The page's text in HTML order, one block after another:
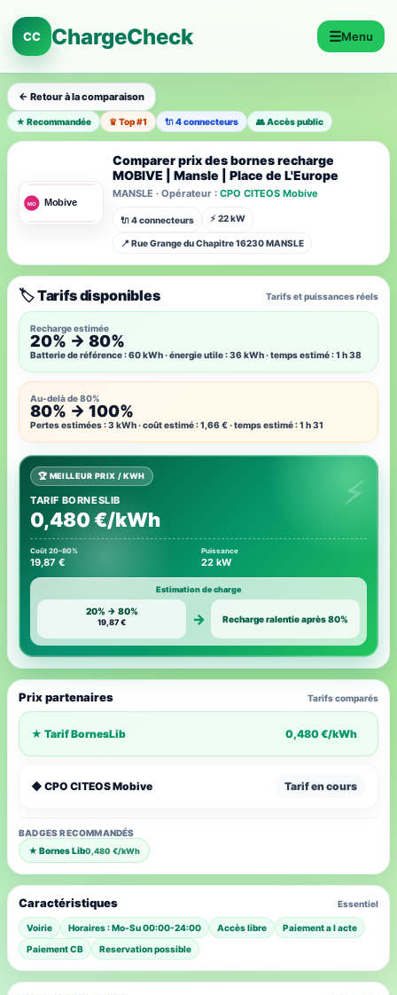
CC ChargeCheck ☰Menu
← Retour à la comparaison
★ Recommandée ♛ Top #1 🔌 4 connecteurs 👥 Accès public
Comparer prix des bornes recharge
MOBIVE | Mansle | Place de L'Europe
MANSLE · Opérateur : CPO CITEOS Mobive
🔌 4 connecteurs ⚡ 22 kW
📍 Rue Grange du Chapitre 16230 MANSLE
🏷️ Tarifs disponibles Tarifs et puissances réels
Recharge estimée
20% → 80%
Batterie de référence : 60 kWh · énergie utile : 36 kWh · temps estimé : 1 h 38
Au-delà de 80%
80% → 100%
Pertes estimées : 3 kWh · coût estimé : 1,66 € · temps estimé : 1 h 31
🏆 MEILLEUR PRIX / KWH
TARIF BORNESLIB
0,480 €/kWh
Coût 20–80%
19,87 €
Puissance
22 kW
Estimation de charge
20% → 80%
19,87 € → Recharge ralentie après 80%
Prix partenaires Tarifs comparés
★ Tarif BornesLib 0,480 €/kWh
◆ CPO CITEOS Mobive Tarif en cours
BADGES RECOMMANDÉS
★ Bornes Lib0,480 €/kWh
Caractéristiques Essentiel
Voirie Horaires : Mo-Su 00:00-24:00 Accès libre
Paiement a l acte
Paiement CB
Reservation possible